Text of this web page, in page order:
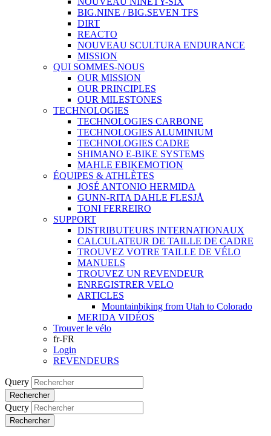
BIG.NINE / BIG.SEVEN TFS
DIRT
REACTO
NOUVEAU SCULTURA ENDURANCE
MISSION
QUI SOMMES-NOUS
OUR MISSION
OUR PRINCIPLES
OUR MILESTONES
TECHNOLOGIES
TECHNOLOGIES CARBONE
TECHNOLOGIES ALUMINIUM
TECHNOLOGIES CADRE
SHIMANO E-BIKE SYSTEMS
MAHLE EBIKEMOTION
ÉQUIPES & ATHLÈTES
JOSÉ ANTONIO HERMIDA
GUNN-RITA DAHLE FLESJÅ
TONI FERREIRO
SUPPORT
DISTRIBUTEURS INTERNATIONAUX
CALCULATEUR DE TAILLE DE CADRE
TROUVEZ VOTRE TAILLE DE VÉLO
MANUELS
TROUVEZ UN REVENDEUR
ENREGISTRER VELO
ARTICLES
Mountainbiking from Utah to Colorado
MERIDA VIDÉOS
Trouver le vélo
fr-FR
Login
REVENDEURS
Query
Rechercher
Query
Rechercher